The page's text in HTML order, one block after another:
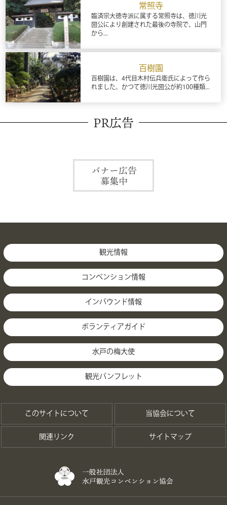
常照寺
臨済宗大徳寺派に属する常照寺は、徳川光
圀公により創建された最後の寺院で、山門
から...
百樹園
百樹園は、4代目木村伝兵衛氏によって作ら
れました。かつて徳川光圀公が約100種類...
PR広告
観光情報
コンベンション情報
インバウンド情報
ボランティアガイド
水戸の梅大使
観光パンフレット
このサイトについて 当協会について
関連リンク サイトマップ